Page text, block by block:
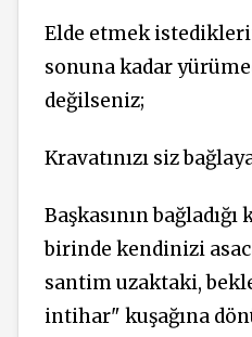
Elde etmek
sonuna kadar
değilseniz;
Kravatınızı siz
Başkasının
birinde kendinizi
santim uzaktaki,
intihar" kuşağına